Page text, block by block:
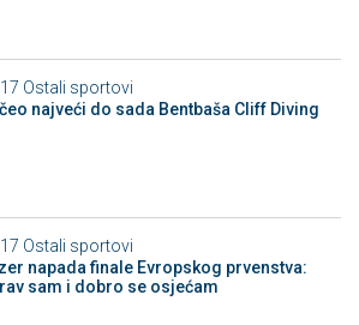
Ostali sportovi
najveći do sada Bentbaša Cliff Diving
Ostali sportovi
napada finale Evropskog prvenstva:
sam i dobro se osjećam